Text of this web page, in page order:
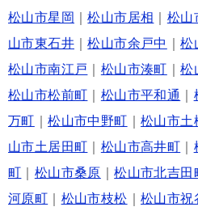
松山市星岡
｜松山市居相 松山
山市東石井 ｜松山市余戸中 ｜松
松山市南江戸
松山市湊町 ｜松
松山市松前町
松山市平和通
万町
｜松山市中野町 ｜松山市土
山市土居田町
松山市高井町
町
松山市桑原 ｜松山市北吉田
河原町
松山市枝松 ｜松山市祝